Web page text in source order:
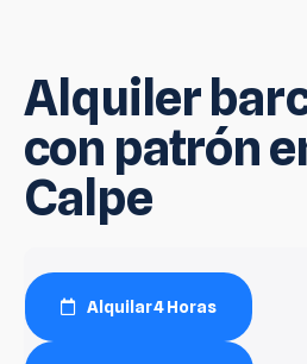
Alquiler
con patrón
Calpe
Alquilar 4 Horas